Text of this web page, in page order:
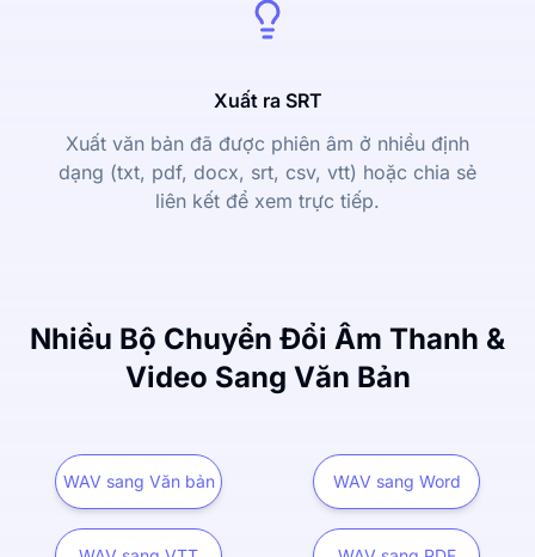
Xuất ra SRT
Xuất văn bản đã được phiên âm ở nhiều định
dạng (txt, pdf, docx, srt, csv, vtt) hoặc chia sẻ
liên kết để xem trực tiếp.
Nhiều Bộ Chuyển Đổi Âm Thanh &
Video Sang Văn Bản
WAV sang Văn bản WAV sang Word